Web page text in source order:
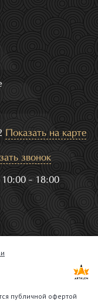
Показать на карте
звонок
- 18:00
публичной офертой